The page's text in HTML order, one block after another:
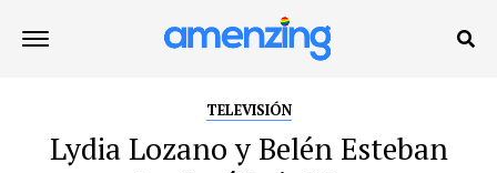
TELEVISIÓN
Lydia Lozano y Belén Esteban